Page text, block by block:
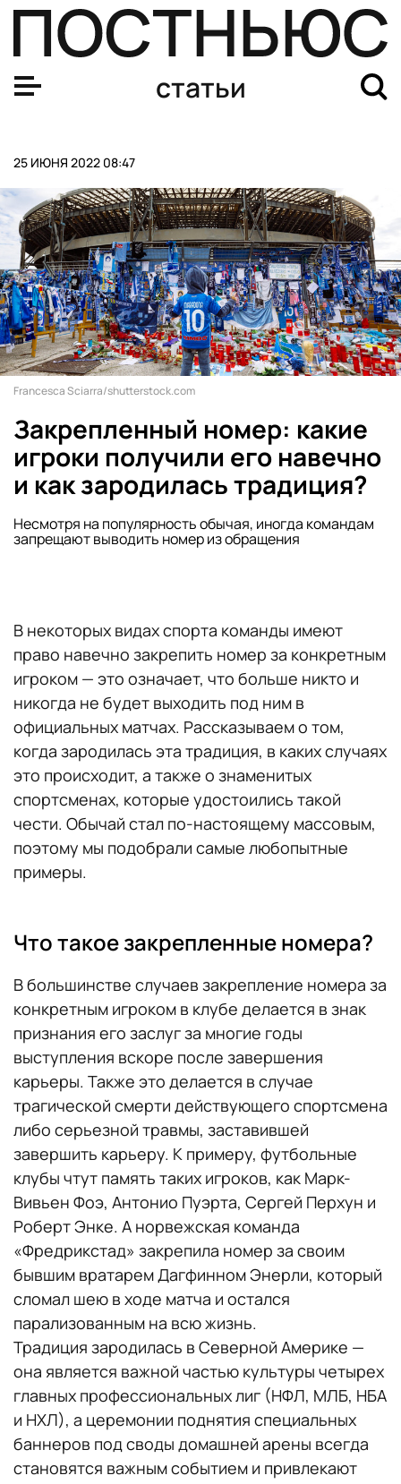
статьи
25 ИЮНЯ 2022 08:47
Francesca Sciarra/shutterstock.com
Закрепленный номер: какие
игроки получили его навечно
и как зародилась традиция?
Несмотря на популярность обычая, иногда командам
запрещают выводить номер из обращения
В некоторых видах спорта команды имеют
право навечно закрепить номер за конкретным
игроком — это означает, что больше никто и
никогда не будет выходить под ним в
официальных матчах. Рассказываем о том,
когда зародилась эта традиция, в каких случаях
это происходит, а также о знаменитых
спортсменах, которые удостоились такой
чести. Обычай стал по-настоящему массовым,
поэтому мы подобрали самые любопытные
примеры.
Что такое закрепленные номера?
В большинстве случаев закрепление номера за
конкретным игроком в клубе делается в знак
признания его заслуг за многие годы
выступления вскоре после завершения
карьеры. Также это делается в случае
трагической смерти действующего спортсмена
либо серьезной травмы, заставившей
завершить карьеру. К примеру, футбольные
клубы чтут память таких игроков, как Марк-
Вивьен Фоэ, Антонио Пуэрта, Сергей Перхун и
Роберт Энке. А норвежская команда
«Фредрикстад» закрепила номер за своим
бывшим вратарем Дагфинном Энерли, который
сломал шею в ходе матча и остался
парализованным на всю жизнь.
Традиция зародилась в Северной Америке —
она является важной частью культуры четырех
главных профессиональных лиг (НФЛ, МЛБ, НБА
и НХЛ), а церемонии поднятия специальных
баннеров под своды домашней арены всегда
становятся важным событием и привлекают
Закрепленный номер: какие игроки получили его